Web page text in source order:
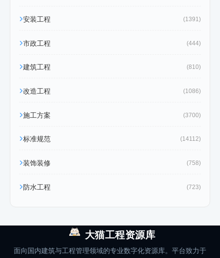
安装工程 (1391)
市政工程 (444)
建筑工程 (810)
改造工程 (1086)
施工方案 (3700)
标准规范 (14112)
装饰装修 (758)
防水工程 (723)
大猫工程资源库
面向国内建筑与工程管理领域的专业数字化资源库。平台致力于